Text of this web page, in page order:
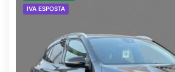
IVA ESPOSTA